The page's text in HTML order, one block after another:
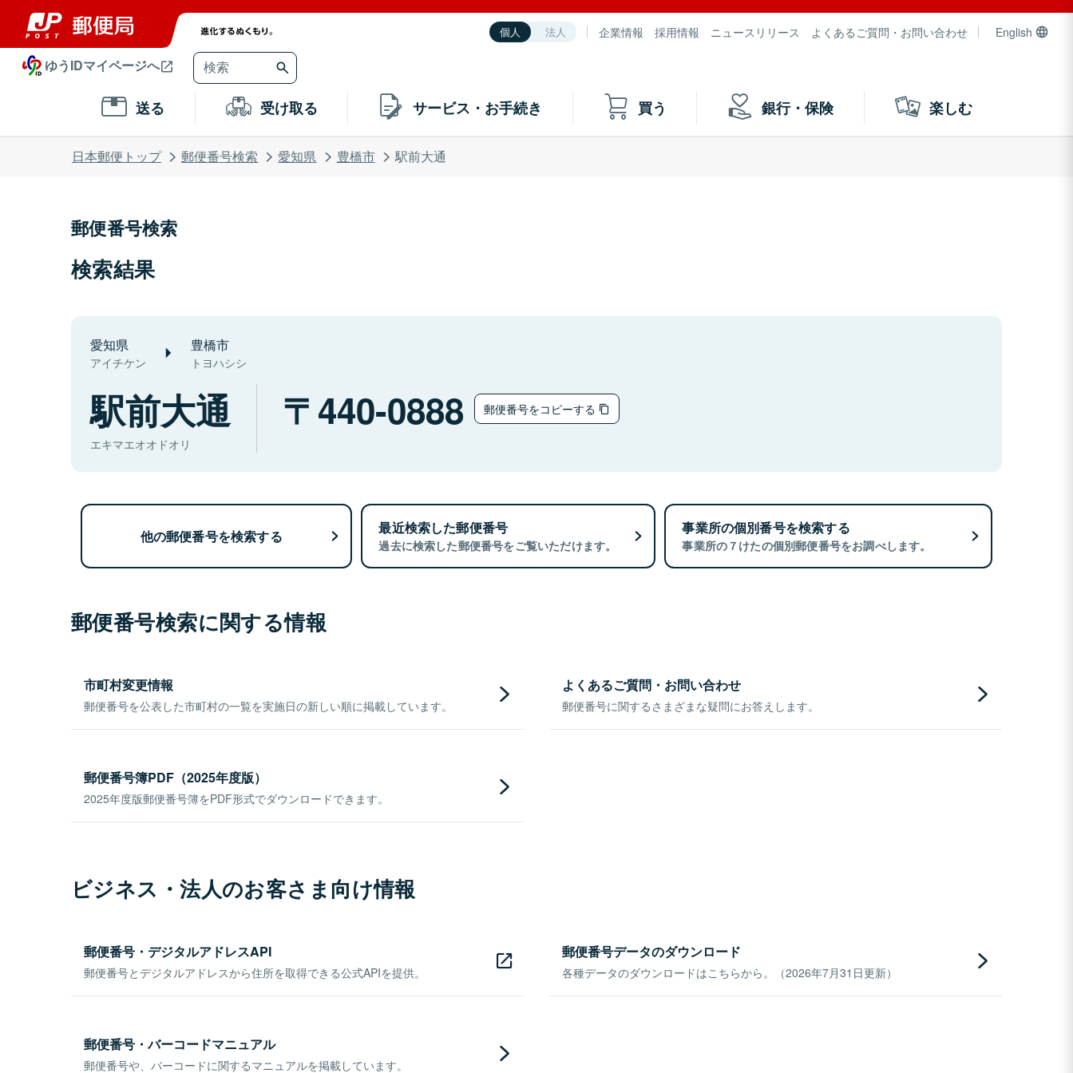
個人 法人 企業情報 採用情報 ニュースリリース よくあるご質問・お問い合わせ English
ゆうIDマイページへ
送る 受け取る サービス・お手続き 買う 銀行・保険 楽しむ
日本郵便トップ 郵便番号検索 愛知県 豊橋市 駅前大通
郵便番号検索
検索結果
愛知県
アイチケン
豊橋市
トヨハシシ
駅前大通
エキマエオオドオリ
440-0888 郵便番号をコピーする
他の郵便番号を検索する 最近検索した郵便番号
過去に検索した郵便番号をご覧いただけます。
事業所の個別番号を検索する
事業所の７けたの個別郵便番号をお調べします。
郵便番号検索に関する情報
市町村変更情報
郵便番号を公表した市町村の一覧を実施日の新しい順に掲載しています。
よくあるご質問・お問い合わせ
郵便番号に関するさまざまな疑問にお答えします。
郵便番号簿PDF（2025年度版）
2025年度版郵便番号簿をPDF形式でダウンロードできます。
ビジネス・法人のお客さま向け情報
郵便番号・デジタルアドレスAPI
郵便番号とデジタルアドレスから住所を取得できる公式APIを提供。
郵便番号データのダウンロード
各種データのダウンロードはこちらから。（2026年7月31日更新）
郵便番号・バーコードマニュアル
郵便番号や、バーコードに関するマニュアルを掲載しています。